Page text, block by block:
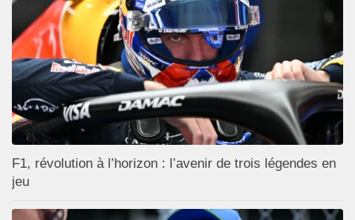
F1, révolution à l’horizon : l’avenir de trois légendes en
jeu